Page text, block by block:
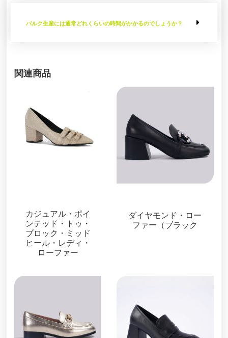
バルク生産には通常どれくらいの時間がかかるのでしょうか？
関連商品
カジュアル・ポイ
ンテッド・トゥ・
ブロック・ミッド
ヒール・レディ・
ローファー
ダイヤモンド・ロー
ファー（ブラック